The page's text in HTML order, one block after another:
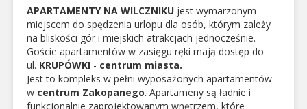
APARTAMENTY NA WILCZNIKU jest wymarzonym
miejscem do spędzenia urlopu dla osób, którym zależy
na bliskości gór i miejskich atrakcjach jednocześnie.
Goście apartamentów w zasięgu ręki mają dostęp do
ul. KRUPÓWKI - centrum miasta.
Jest to kompleks w pełni wyposażonych apartamentów
w centrum Zakopanego. Apartameny są ładnie i
funkcjonalnie zaprojektowanym wnętrzem, które